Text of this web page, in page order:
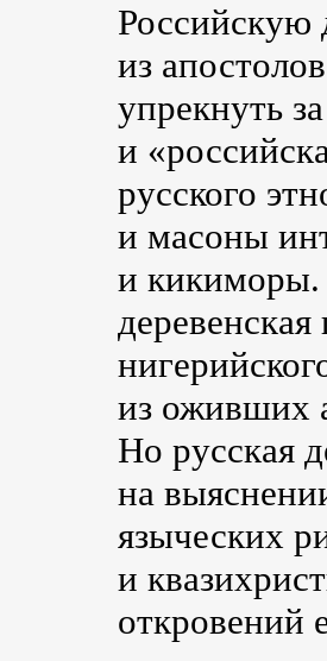
Российскую
из
упрекнуть
и
русского
и масоны
и кикиморы.
из оживших
Но русская
на
языческих
и
откровений